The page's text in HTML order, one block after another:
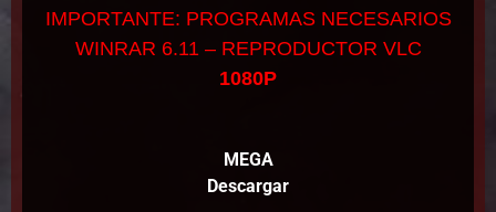
IMPORTANTE: PROGRAMAS NECESARIOS
WINRAR 6.11 – REPRODUCTOR VLC
1080P
MEGA
Descargar